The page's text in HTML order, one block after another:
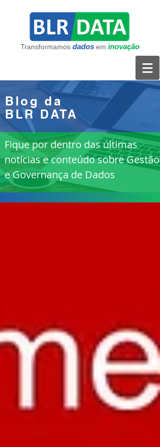
Transformamos dados em inovação
Blog da
BLR DATA
Fique por dentro das últimas
notícias e conteúdo sobre Gestão
e Governança de Dados